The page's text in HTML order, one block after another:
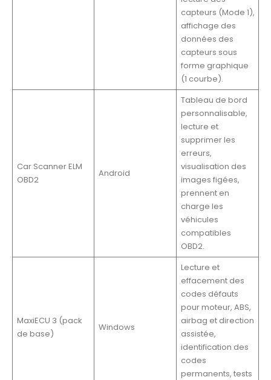
capteurs (Mode 1),
affichage des
données des
capteurs sous
forme graphique
(1 courbe).
Car Scanner ELM
OBD2
Android
Tableau de bord
personnalisable,
lecture et
supprimer les
erreurs,
visualisation des
images figées,
prennent en
charge les
véhicules
compatibles
OBD2.
MaxiECU 3 (pack
de base)
Windows
Lecture et
effacement des
codes défauts
pour moteur, ABS,
airbag et direction
assistée,
identification des
codes
permanents, tests